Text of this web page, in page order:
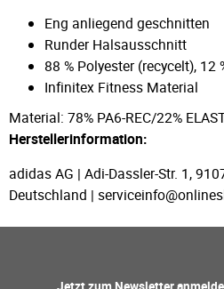
Eng anliegend geschnitten
Runder Halsausschnitt
88 % Polyester (recycelt), 12
Infinitex Fitness Material
Material: 78% PA6-REC/22%
Herstellerinformation:
adidas AG | Adi-Dassler-Str. 1,
Deutschland |